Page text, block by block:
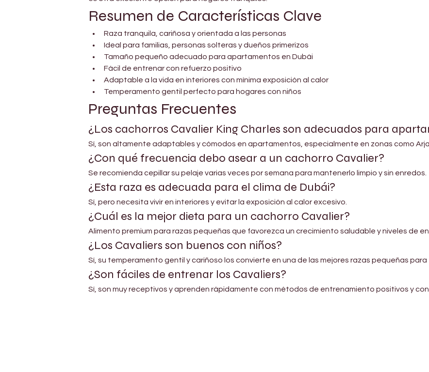
Resumen de Características Clave
Raza tranquila, cariñosa y orientada a las personas
Ideal para familias, personas solteras y dueños primerizos
Tamaño pequeño adecuado para apartamentos en Dubái
Fácil de entrenar con refuerzo positivo
Adaptable a la vida en interiores con mínima exposición al calor
Temperamento gentil perfecto para hogares con niños
Preguntas Frecuentes
¿Los cachorros Cavalier King Charles son adecuados para
Sí, son altamente adaptables y cómodos en apartamentos, especialmente en zonas como
¿Con qué frecuencia debo asear a un cachorro Cavalier?
Se recomienda cepillar su pelaje varias veces por semana para mantenerlo limpio y sin enredos.
¿Esta raza es adecuada para el clima de Dubái?
Sí, pero necesita vivir en interiores y evitar la exposición al calor excesivo.
¿Cuál es la mejor dieta para un cachorro Cavalier?
Alimento premium para razas pequeñas que favorezca un crecimiento saludable y niveles de
¿Los Cavaliers son buenos con niños?
Sí, su temperamento gentil y cariñoso los convierte en una de las mejores razas pequeñas para
¿Son fáciles de entrenar los Cavaliers?
Sí, son muy receptivos y aprenden rápidamente con métodos de entrenamiento positivos y